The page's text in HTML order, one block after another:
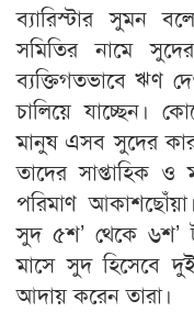
ব্যারিস্টার সুমন
সমিতির নামে
ব্যক্তিগতভাবে ঋণ
চালিয়ে যাচ্ছেন।
মানুষ এসব সুদের
তাদের সাপ্তাহিক
পরিমাণ
সুদ ৫শ’ থেকে ৬শ’
মাসে সুদ হিসেবে
আদায় করেন তারা।